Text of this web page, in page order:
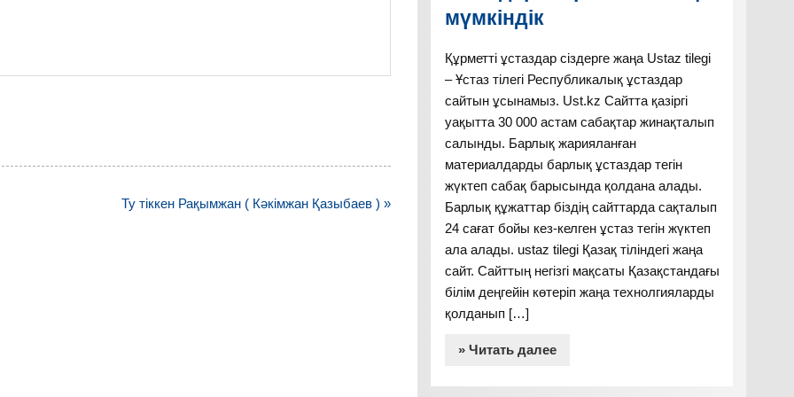
Ту тіккен Рақымжан ( Кәкімжан Қазыбаев ) »
мүмкіндік
Құрметті ұстаздар сіздерге жаңа Ustaz tilegi
– Ұстаз тілегі Республикалық ұстаздар
сайтын ұсынамыз. Ust.kz Сайтта қазіргі
уақытта 30 000 астам сабақтар жинақталып
салынды. Барлық жарияланған
материалдарды барлық ұстаздар тегін
жүктеп сабақ барысында қолдана алады.
Барлық құжаттар біздің сайттарда сақталып
24 сағат бойы кез-келген ұстаз тегін жүктеп
ала алады. ustaz tilegi Қазақ тіліндегі жаңа
сайт. Сайттың негізгі мақсаты Қазақстандағы
білім деңгейін көтеріп жаңа технолгияларды
қолданып […]
» Читать далее